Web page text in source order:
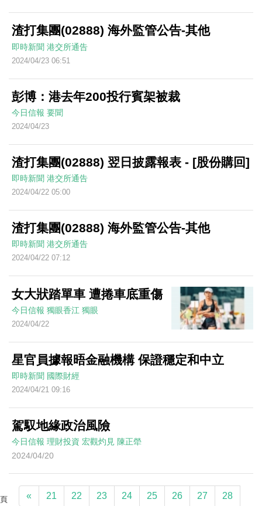
渣打集團(02888) 海外監管公告-其他
即時新聞 港交所通告
2024/04/23 06:51
彭博：港去年200投行賓架被裁
今日信報 要聞
2024/04/23
渣打集團(02888) 翌日披露報表 - [股份購回]
即時新聞 港交所通告
2024/04/22 05:00
渣打集團(02888) 海外監管公告-其他
即時新聞 港交所通告
2024/04/22 07:12
女大狀踏單車 遭捲車底重傷
今日信報 獨眼香江 獨眼
2024/04/22
星官員據報晤金融機構 保證穩定和中立
即時新聞 國際財經
2024/04/21 09:16
駕馭地緣政治風險
今日信報 理財投資 宏觀灼見 陳正犖
2024/04/20
頁 « 21 22 23 24 25 26 27 28